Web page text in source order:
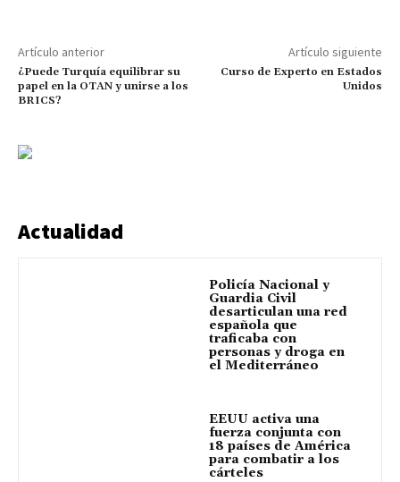
Artículo anterior
¿Puede Turquía equilibrar su
papel en la OTAN y unirse a los
BRICS?
Artículo siguiente
Curso de Experto en Estados
Unidos
Actualidad
Policía Nacional y
Guardia Civil
desarticulan una red
española que
traficaba con
personas y droga en
el Mediterráneo
EEUU activa una
fuerza conjunta con
18 países de América
para combatir a los
cárteles